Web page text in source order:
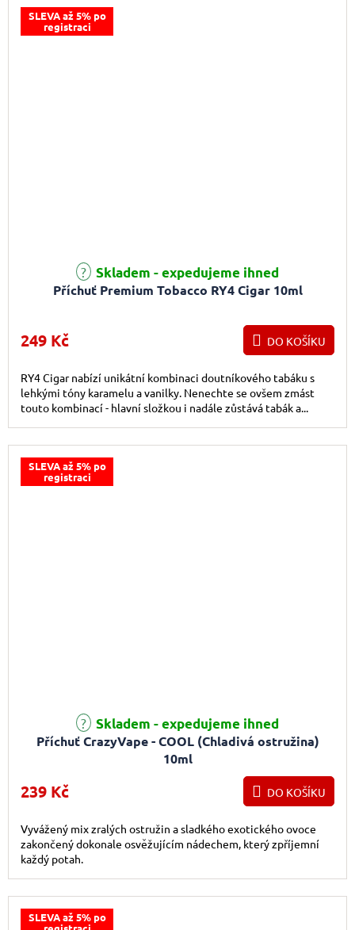
SLEVA až 5% po
registraci
Příchuť Premium Tobacco RY4 Cigar 10ml
Skladem - expedujeme ihned
249 Kč DO KOŠÍKU
RY4 Cigar nabízí unikátní kombinaci doutníkového tabáku s
lehkými tóny karamelu a vanilky. Nenechte se ovšem zmást
touto kombinací - hlavní složkou i nadále zůstává tabák a...
SLEVA až 5% po
registraci
Příchuť CrazyVape - COOL (Chladivá ostružina)
10ml
Skladem - expedujeme ihned
239 Kč DO KOŠÍKU
Vyvážený mix zralých ostružin a sladkého exotického ovoce
zakončený dokonale osvěžujícím nádechem, který zpříjemní
každý potah.
SLEVA až 5% po